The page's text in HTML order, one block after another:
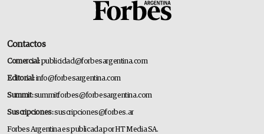
Contactos
Comercial:publicidad@forbesargentina.com
Editorial:info@forbesargentina.com
Summit:summitforbes@forbesargentina.com
Suscripciones:suscripciones@forbes.ar
Forbes Argentina es publicada por HT Media SA.